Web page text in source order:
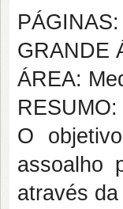
GRANDE
ÁREA:
RESUMO:
O
assoalho
através